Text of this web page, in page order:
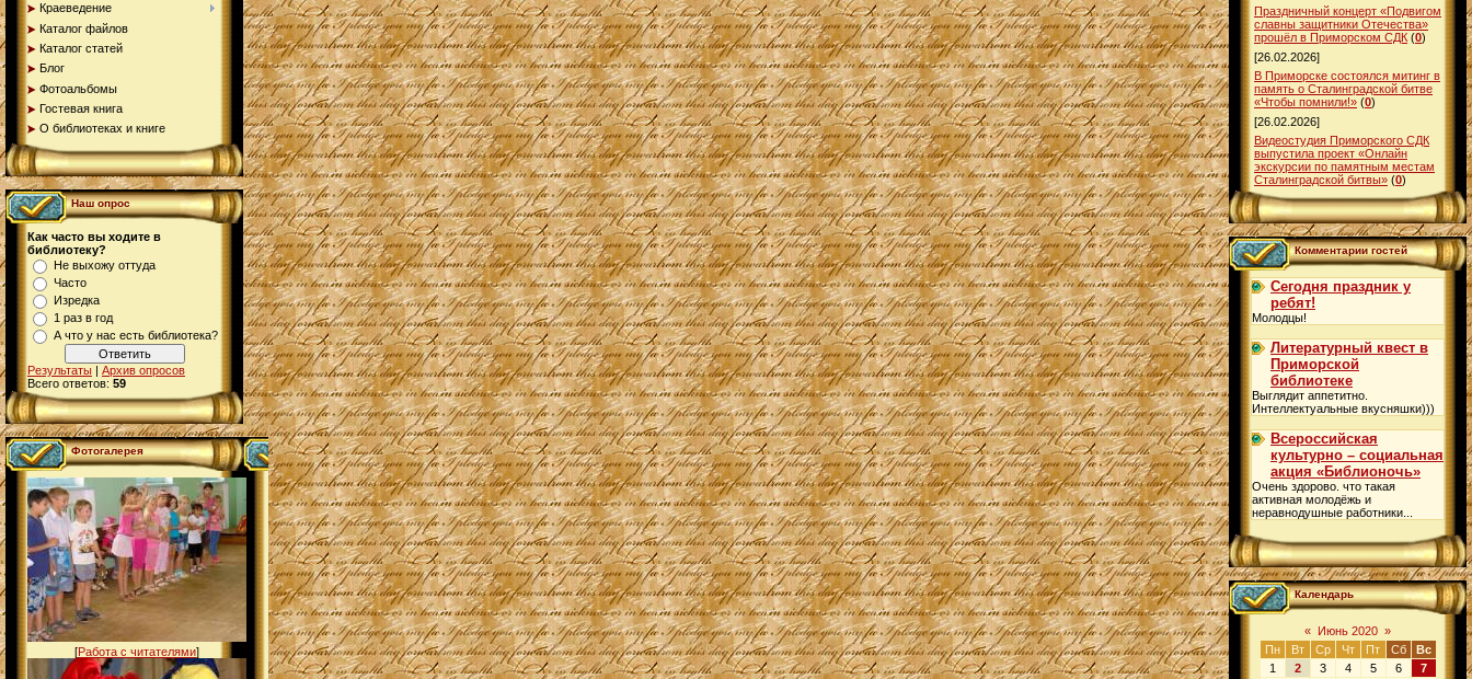
Краеведение
Каталог файлов
Каталог статей
Блог
Фотоальбомы
Гостевая книга
О библиотеках и книге
Наш опрос
Как часто вы ходите в
библиотеку?
Не выхожу оттуда
Часто
Изредка
1 раз в год
А что у нас есть библиотека?
Результаты | Архив опросов
Всего ответов: 59
Фотогалерея
[Работа с читателями]
Праздничный концерт «Подвигом
славны защитники Отечества»
прошёл в Приморском СДК (0)
[26.02.2026]
В Приморске состоялся митинг в
память о Сталинградской битве
«Чтобы помнили!» (0)
[26.02.2026]
Видеостудия Приморского СДК
выпустила проект «Онлайн
экскурсии по памятным местам
Сталинградской битвы» (0)
Комментарии гостей
Сегодня праздник у
ребят!
Молодцы!
Литературный квест в
Приморской
библиотеке
Выглядит аппетитно.
Интеллектуальные вкусняшки)))
Всероссийская
культурно – социальная
акция «Библионочь»
Очень здорово. что такая
активная молодёжь и
неравнодушные работники...
Календарь
« Июнь 2020 »
Пн
Вт Ср Чт Пт Сб
Вс
1
2 3 4 5 6
7